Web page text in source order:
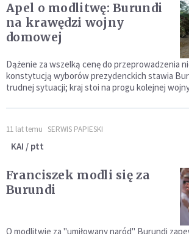
Apel o modlitwę: Burundi
na krawędzi wojny
domowej
Dążenie za wszelką cenę do przeprowadzenia
konstytucją wyborów prezydenckich stawia
trudnej sytuacji; kraj stoi na progu kolejnej
11 lat temu SERWIS PAPIESKI
KAI / ptt
Franciszek modli się za
Burundi
O modlitwie za "umiłowany naród" Burundi